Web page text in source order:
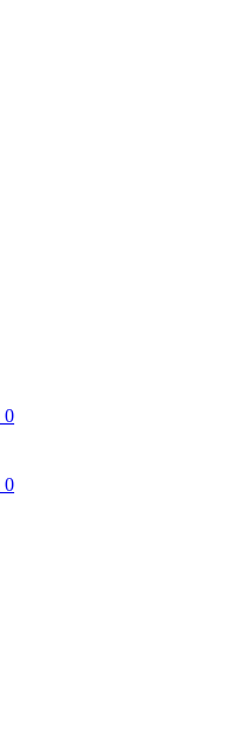
0
0